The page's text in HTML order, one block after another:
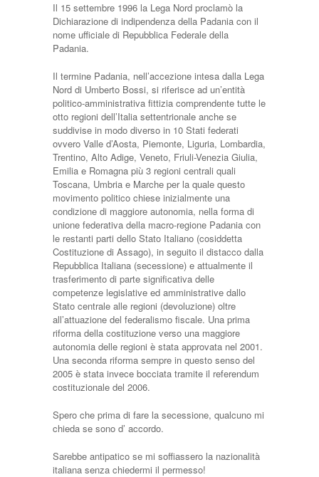
Il 15 settembre 1996 la Lega Nord proclamò la
Dichiarazione di indipendenza della Padania con il
nome ufficiale di Repubblica Federale della
Padania.
Il termine Padania, nell’accezione intesa dalla Lega
Nord di Umberto Bossi, si riferisce ad un’entità
politico-amministrativa fittizia comprendente tutte le
otto regioni dell’Italia settentrionale anche se
suddivise in modo diverso in 10 Stati federati
ovvero Valle d’Aosta, Piemonte, Liguria, Lombardia,
Trentino, Alto Adige, Veneto, Friuli-Venezia Giulia,
Emilia e Romagna più 3 regioni centrali quali
Toscana, Umbria e Marche per la quale questo
movimento politico chiese inizialmente una
condizione di maggiore autonomia, nella forma di
unione federativa della macro-regione Padania con
le restanti parti dello Stato Italiano (cosiddetta
Costituzione di Assago), in seguito il distacco dalla
Repubblica Italiana (secessione) e attualmente il
trasferimento di parte significativa delle
competenze legislative ed amministrative dallo
Stato centrale alle regioni (devoluzione) oltre
all’attuazione del federalismo fiscale. Una prima
riforma della costituzione verso una maggiore
autonomia delle regioni è stata approvata nel 2001.
Una seconda riforma sempre in questo senso del
2005 è stata invece bocciata tramite il referendum
costituzionale del 2006.
Spero che prima di fare la secessione, qualcuno mi
chieda se sono d’ accordo.
Sarebbe antipatico se mi soffiassero la nazionalità
italiana senza chiedermi il permesso!